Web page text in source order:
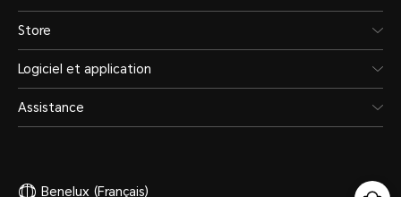
Store
Logiciel et application
Assistance
Benelux (Français)